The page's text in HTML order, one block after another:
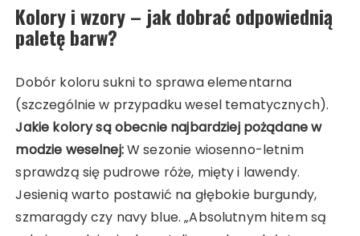
Kolory i wzory – jak dobrać odpowiednią
paletę barw?
Dobór koloru sukni to sprawa elementarna
(szczególnie w przypadku wesel tematycznych).
Jakie kolory są obecnie najbardziej pożądane w
modzie weselnej:W sezonie wiosenno-letnim
sprawdzą się pudrowe róże, mięty i lawendy.
Jesienią warto postawić na głębokie burgundy,
szmaragdy czy navy blue. „Absolutnym hitem są